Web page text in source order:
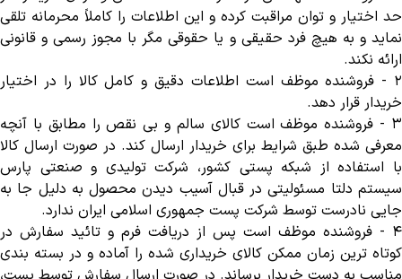
حد اختیار و توان مراقبت کرده و این اطلاعات را کاملاً محرمانه تلقی
نماید و به هیچ فرد حقیقی و یا حقوقی مگر با مجوز رسمی و قانونی
ارائه نکند.
٢ - فروشنده موظف است اطلاعات دقیق و کامل کالا را در اختیار
خریدار قرار دهد.
٣ - فروشنده موظف است کالای سالم و بی نقص را مطابق با آنچه
معرفی شده طبق شرایط برای خریدار ارسال کند. در صورت ارسال کالا
با استفاده از شبکه پستی کشور، شرکت تولیدی و صنعتی پارس
سیستم دلتا مسئولیتی در قبال آسیب دیدن محصول به دلیل جا به
جایی نادرست توسط شرکت پست جمهوری اسلامی ایران ندارد.
٤ - فروشنده موظف است پس از دریافت فرم و تائید سفارش در
کوتاه ترین زمان ممکن کالای خریداری شده را آماده و در بسته بندی